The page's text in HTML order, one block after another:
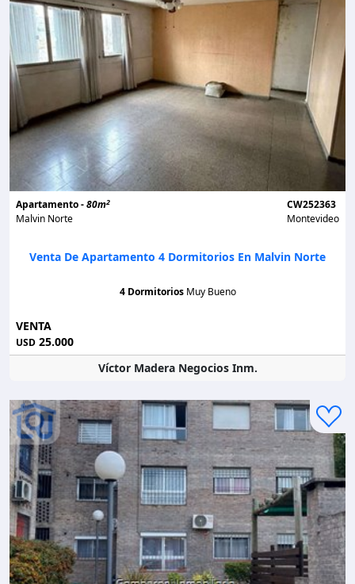
Apartamento -80m2
Malvin Norte
CW252363
Montevideo
Venta De Apartamento 4 Dormitorios En Malvin Norte
4 Dormitorios Muy Bueno
VENTA
USD 25.000
Víctor Madera Negocios Inm.